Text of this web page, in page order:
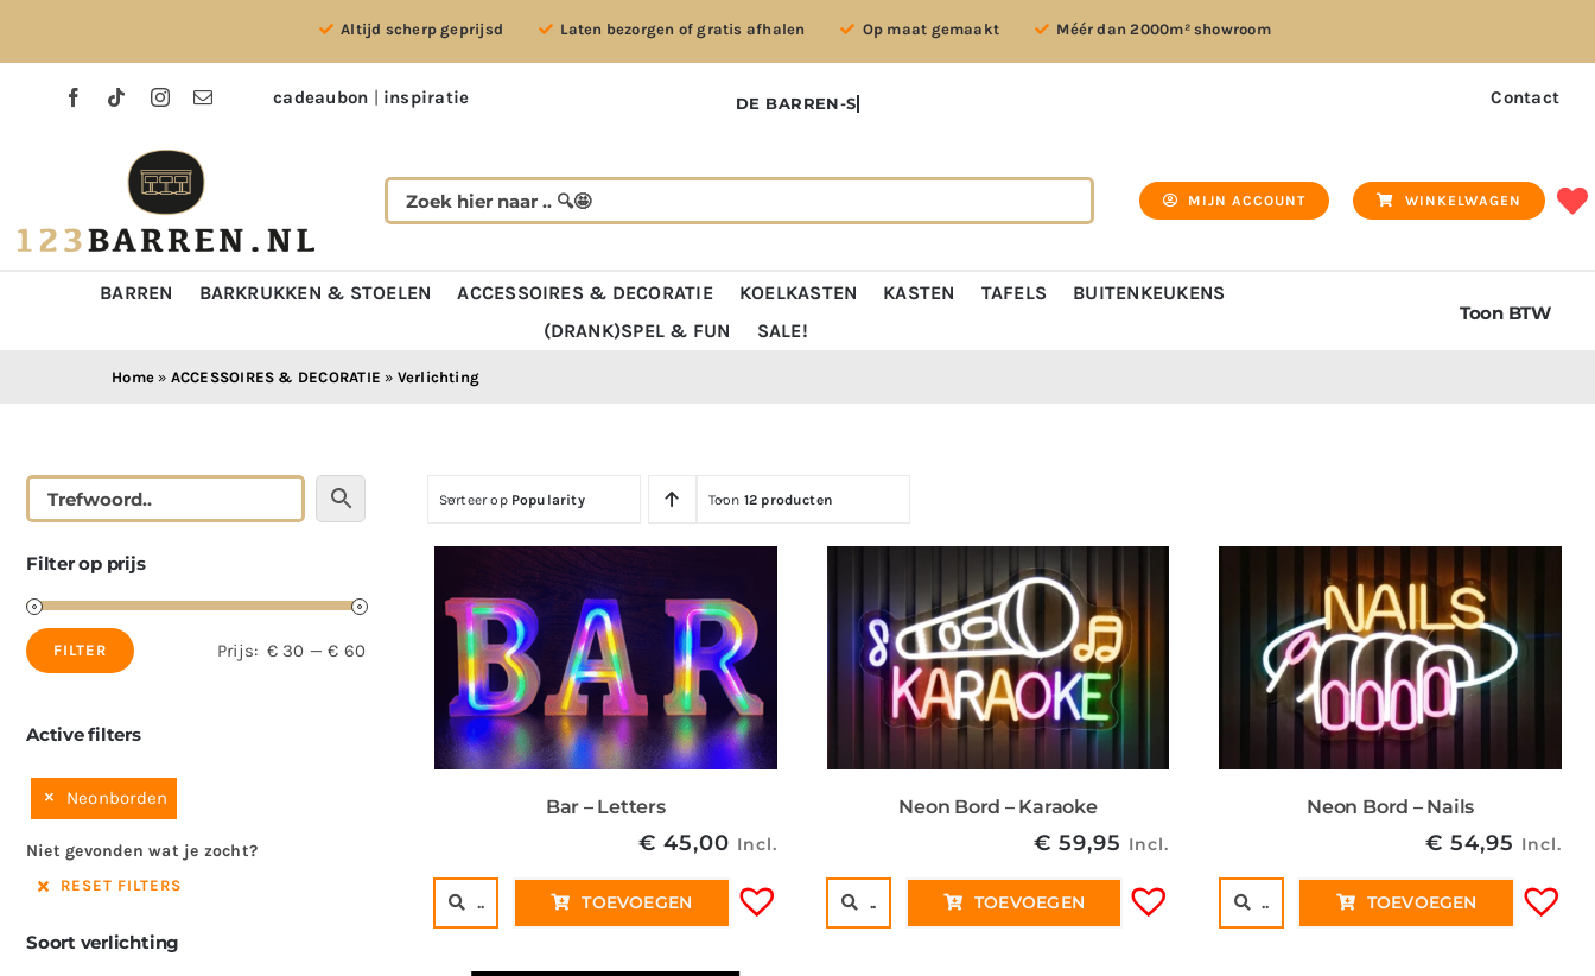
Altijd scherp geprijsd Laten bezorgen of gratis afhalen Op maat gemaakt Méér dan 2000m² showroom
cadeaubon | inspiratie Contact
MIJN ACCOUNT WINKELWAGEN
BARREN BARKRUKKEN & STOELEN ACCESSOIRES & DECORATIE KOELKASTEN KASTEN TAFELS
BUITENKEUKENS
(DRANK)SPEL & FUN
SALE!
Toon BTW
Home » ACCESSOIRES & DECORATIE » Verlichting
Filter op prijs
Min.
Max.
FILTER Prijs: € 30 —€ 60
Active filters
Neonborden
Niet gevonden wat je zocht?
RESET FILTERS
Soort verlichting
Sorteer op Popularity Toon 12 producten
Bar – Letters
€ 45,00 Incl.
.. TOEVOEGEN
Neon Bord – Karaoke
€ 59,95 Incl.
.. TOEVOEGEN
Neon Bord – Nails
€ 54,95 Incl.
.. TOEVOEGEN